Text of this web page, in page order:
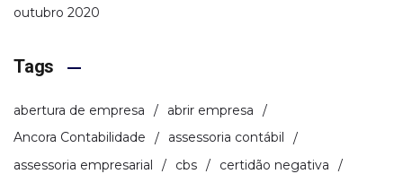
outubro 2020
Tags
abertura de empresa
abrir empresa
Ancora Contabilidade
assessoria contábil
assessoria empresarial
cbs
certidão negativa